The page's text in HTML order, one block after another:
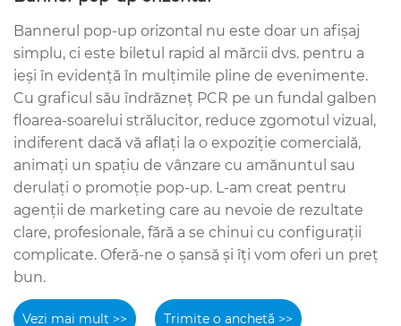
Bannerul pop-up orizontal nu este doar un afișaj
simplu, ci este biletul rapid al mărcii dvs. pentru a
ieși în evidență în mulțimile pline de evenimente.
Cu graficul său îndrăzneț PCR pe un fundal galben
floarea-soarelui strălucitor, reduce zgomotul vizual,
indiferent dacă vă aflați la o expoziție comercială,
animați un spațiu de vânzare cu amănuntul sau
derulați o promoție pop-up. L-am creat pentru
agenții de marketing care au nevoie de rezultate
clare, profesionale, fără a se chinui cu configurații
complicate. Oferă-ne o șansă și îți vom oferi un preț
bun.
Vezi mai mult >> Trimite o anchetă >>